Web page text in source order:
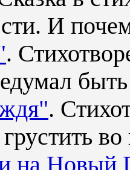
И
.
.
на Новый